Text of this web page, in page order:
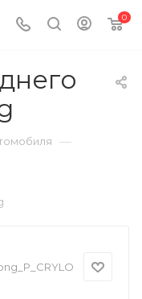
0
—